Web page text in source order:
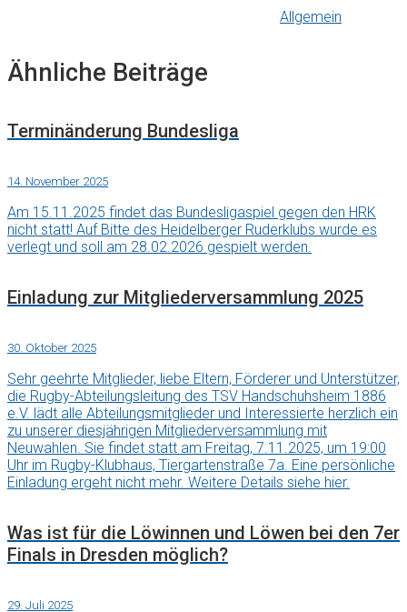
Allgemein
Ähnliche Beiträge
Terminänderung Bundesliga
14. November 2025
Am 15.11.2025 findet das Bundesligaspiel gegen den HRK
nicht statt! Auf Bitte des Heidelberger Ruderklubs wurde es
verlegt und soll am 28.02.2026 gespielt werden.
Einladung zur Mitgliederversammlung 2025
30. Oktober 2025
Sehr geehrte Mitglieder, liebe Eltern, Förderer und Unterstützer,
die Rugby-Abteilungsleitung des TSV Handschuhsheim 1886
e.V. lädt alle Abteilungsmitglieder und Interessierte herzlich ein
zu unserer diesjährigen Mitgliederversammlung mit
Neuwahlen. Sie findet statt am Freitag, 7.11.2025, um 19:00
Uhr im Rugby-Klubhaus, Tiergartenstraße 7a. Eine persönliche
Einladung ergeht nicht mehr. Weitere Details siehe hier.
Was ist für die Löwinnen und Löwen bei den 7er
Finals in Dresden möglich?
29. Juli 2025